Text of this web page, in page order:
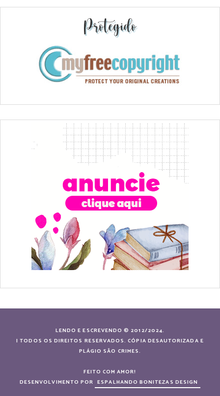
Protegido
LENDO E ESCREVENDO © 2012/2024.
| TODOS OS DIREITOS RESERVADOS. CÓPIA DESAUTORIZADA E
PLÁGIO SÃO CRIMES.
FEITO COM AMOR!
DESENVOLVIMENTO POR ESPALHANDO BONITEZAS DESIGN